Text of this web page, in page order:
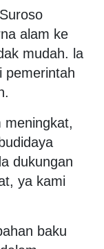
alam ke
mudah. la
pemerintah
meningkat,
dukungan
ya kami
baku